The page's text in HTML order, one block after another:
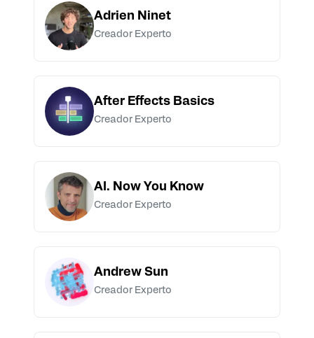
Adrien Ninet
Creador Experto
After Effects Basics
Creador Experto
AI. Now You Know
Creador Experto
Andrew Sun
Creador Experto